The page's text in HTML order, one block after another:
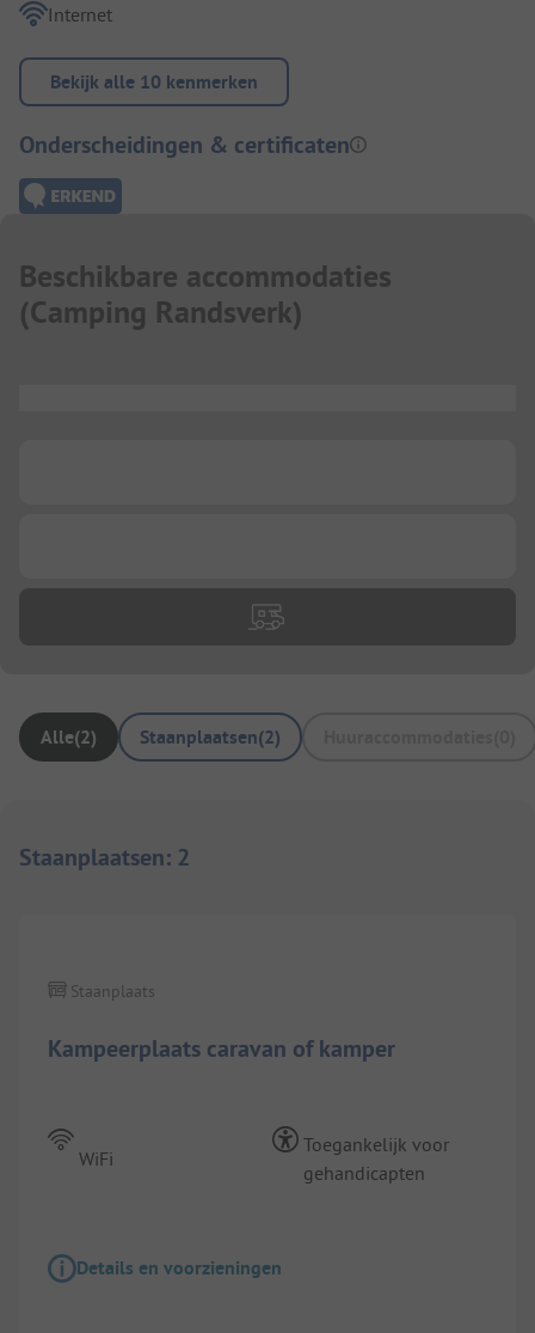
Internet
Bekijk alle 10 kenmerken
Onderscheidingen & certificaten
Beschikbare accommodaties
(Camping Randsverk)
Alle(2) Staanplaatsen(2)
Staanplaatsen: 2
Kampeerplaats caravan of kamper
Staanplaats
WiFi
Toegankelijk voor
gehandicapten
Details en voorzieningen